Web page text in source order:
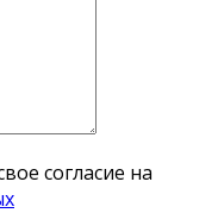
согласие на